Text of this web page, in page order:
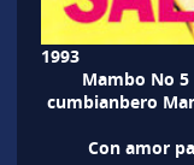
1993
Mambo No 5
cumbianbero
Con amor